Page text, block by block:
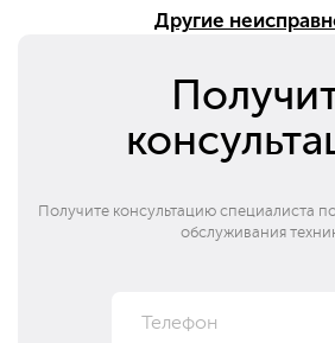
Другие
Получите консультацию специалиста
обслуживания